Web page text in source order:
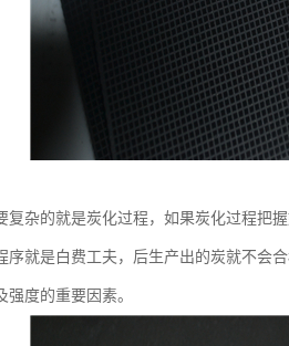
复杂的就是炭化过程，如果炭化过程把
序就是白费工夫，后生产出的炭就不会
度的重要因素。